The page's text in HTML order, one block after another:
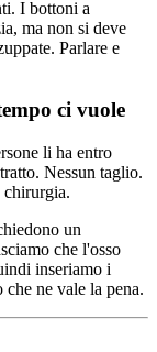
I bottoni a
ma non si deve
Parlare e
ci vuole
li ha entro
Nessun taglio.
chirurgia.
un
che l'osso
inseriamo i
ne vale la pena.